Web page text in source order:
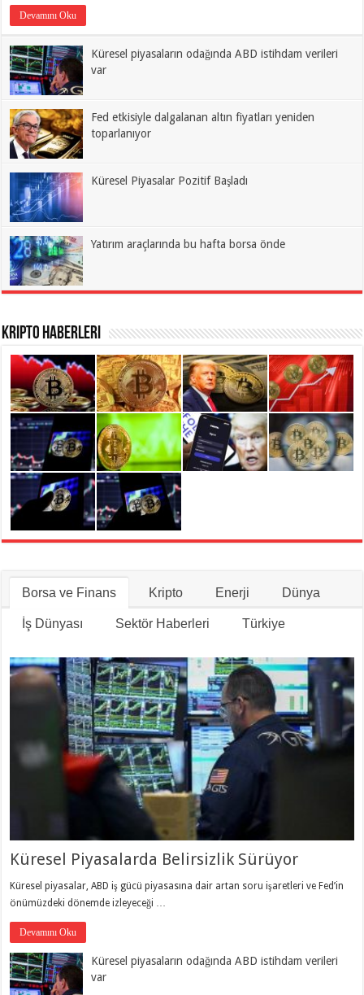
Devamını Oku
Küresel piyasaların odağında ABD istihdam verileri
var
Fed etkisiyle dalgalanan altın fiyatları yeniden
toparlanıyor
Küresel Piyasalar Pozitif Başladı
Yatırım araçlarında bu hafta borsa önde
Kripto Haberleri
Borsa ve Finans Kripto Enerji Dünya
İş Dünyası Sektör Haberleri Türkiye
Küresel Piyasalarda Belirsizlik Sürüyor
Küresel piyasalar, ABD iş gücü piyasasına dair artan soru işaretleri ve Fed’in
önümüzdeki dönemde izleyeceği …
Devamını Oku
Küresel piyasaların odağında ABD istihdam verileri
var